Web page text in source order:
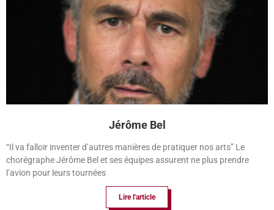
Jérôme Bel
“Il va falloir inventer d’autres manières de pratiquer nos arts” Le
chorégraphe Jérôme Bel et ses équipes assurent ne plus prendre
l’avion pour leurs tournées
Lire l'article